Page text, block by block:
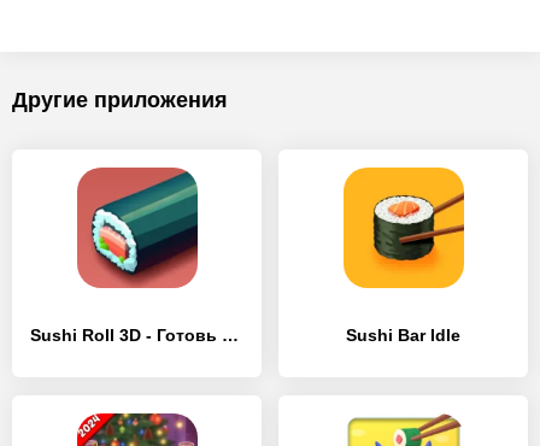
Другие приложения
Sushi Roll 3D - Готовь Суши Sushi Bar Idle